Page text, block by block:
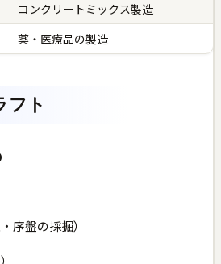
コンクリートミックス製造
薬・医療品の製造
フト
序盤の採掘）